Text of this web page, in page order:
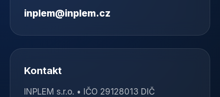
inplem@inplem.cz
Kontakt
INPLEM s.r.o. • IČO 29128013 DIČ